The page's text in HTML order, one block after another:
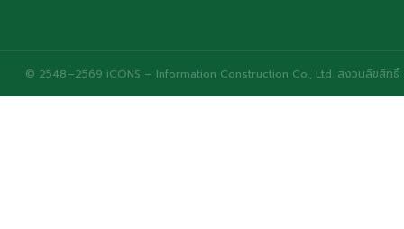
© 2548–2569 iCONS – Information Construction Co., Ltd. สงวนลิขสิทธิ์